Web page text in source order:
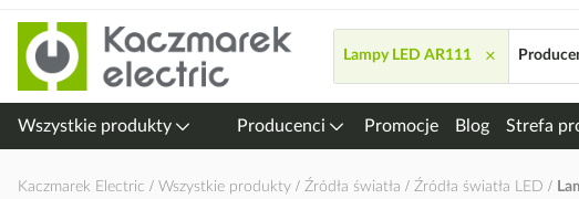
Przejdź
do
treści
Lampy LED AR111 ×
Wszystkie produkty Producenci Promocje Blog Strefa
Kaczmarek Electric Wszystkie produkty Źródła światła Źródła światła LED